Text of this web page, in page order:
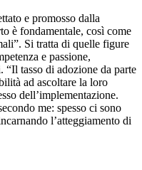
e promosso dalla
è fondamentale, così come
Si tratta di quelle figure
e passione,
tasso di adozione da parte
ad ascoltare la loro
dell’implementazione.
me: spesso ci sono
l’atteggiamento di